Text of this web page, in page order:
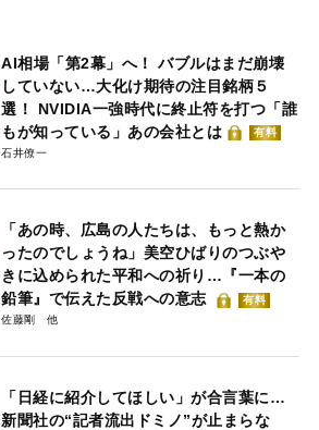
AI相場「第2幕」へ！ バブルはまだ崩壊
していない…大化け期待の注目銘柄５
選！ NVIDIA一強時代に終止符を打つ「誰
もが知っている」あの会社とは
有料
石井僚一
「あの時、広島の人たちは、もっと熱か
ったのでしょうね」美空ひばりのつぶや
きに込められた平和への祈り…『一本の
鉛筆』で伝えた反戦への意志
有料
佐藤剛
「日経に紹介してほしい」が合言葉に…
新聞社の“記者流出ドミノ”が止まらな